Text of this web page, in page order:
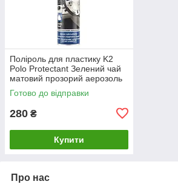
Поліроль для пластику K2
Polo Protectant Зелений чай
матовий прозорий аерозоль
750 мл (K418ZN)
Готово до відправки
280 ₴
Купити
Про нас